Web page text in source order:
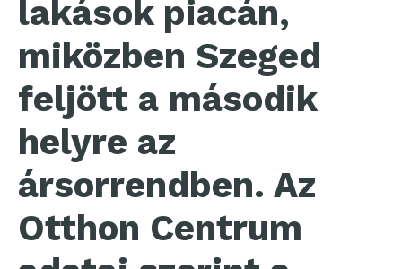
lakások piacán,
miközben Szeged
feljött a második
helyre az
ársorrendben. Az
Otthon Centrum